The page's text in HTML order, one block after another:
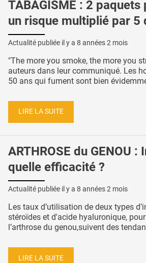
TABAGISME : 2 paquets
un risque multiplié par 5
Actualité publiée il y a 8 années 2 mois
"The more you smoke, the more you
auteurs dans leur communiqué. Les
50 ans qui fument sont bien
LIRE LA SUITE
ARTHROSE du GENOU
quelle efficacité ?
Actualité publiée il y a 8 années 2 mois
Les taux d’utilisation de deux types
stéroïdes et d'acide hyaluronique,
l’arthrose du genou,suivent des
LIRE LA SUITE